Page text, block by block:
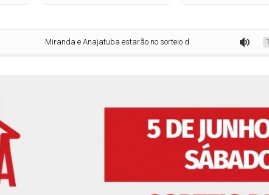
Miranda e Anajatuba estarão no sorteio do programa Minha Casa Melhor